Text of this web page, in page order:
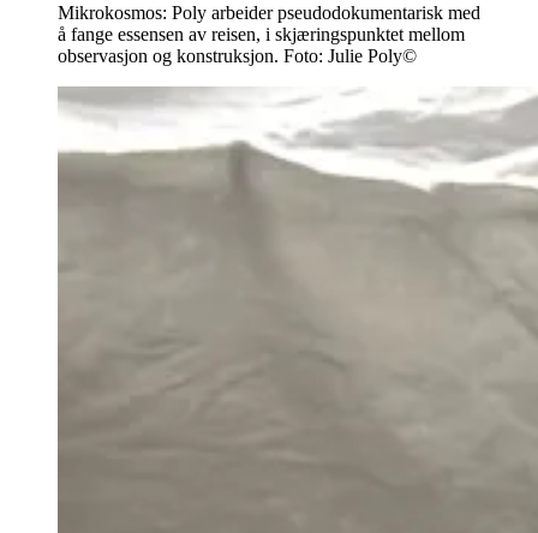
Mikrokosmos: Poly arbeider pseudodokumentarisk med
å fange essensen av reisen, i skjæringspunktet mellom
observasjon og konstruksjon. Foto: Julie Poly©